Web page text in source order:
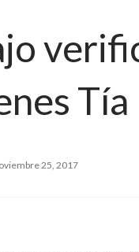
Tía
25, 2017